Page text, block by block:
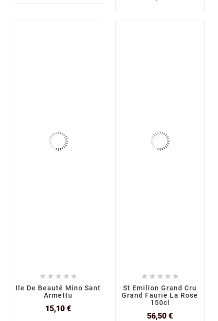
    
Ile De Beauté Mino Sant
Armettu
15,10 €Prix
    
St Emilion Grand Cru
Grand Faurie La Rose
150cl
56,50 €Prix